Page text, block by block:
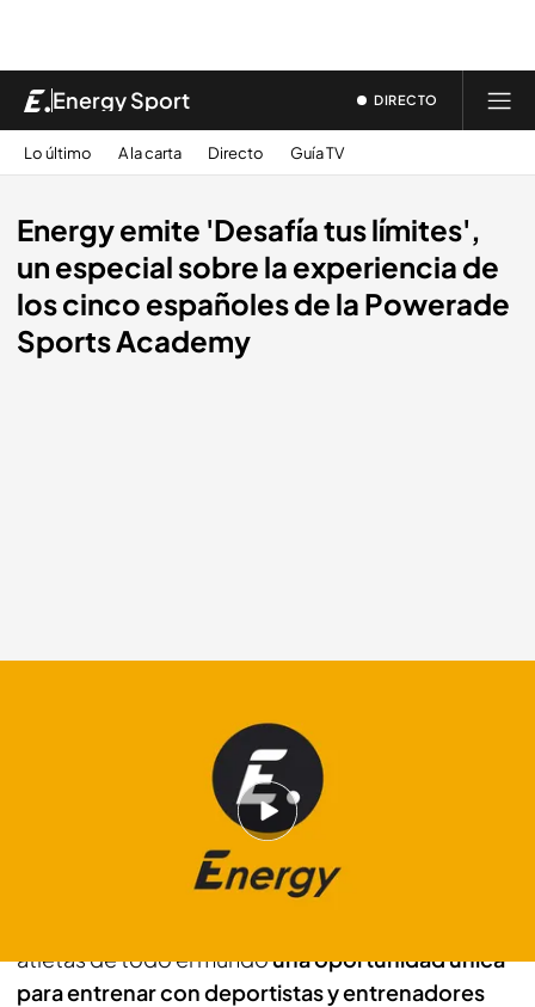
Energy Sport DIRECTO
Lo último A la carta Directo Guía TV
Energy emite 'Desafía tus límites',
un especial sobre la experiencia de
los cinco españoles de la Powerade
Sports Academy
Powerade, la bebida deportiva Oficial de los
atletas de todo el mundouna oportunidad única
para entrenar con deportistas y entrenadores